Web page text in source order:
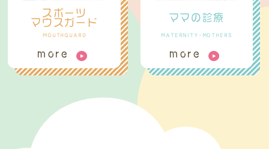
スポーツ
マウスガード
MOUTHGUARD
more
ママの診療
MATERNITY-MOTHERS
more